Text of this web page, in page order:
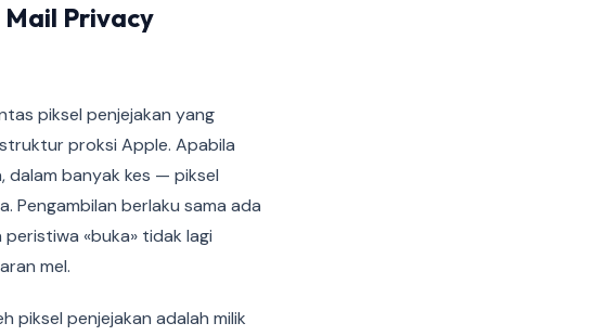
Privacy
piksel penjejakan yang
proksi Apple. Apabila
dalam banyak kes — piksel
Pengambilan berlaku sama ada
«buka» tidak lagi
mel.
piksel penjejakan adalah milik